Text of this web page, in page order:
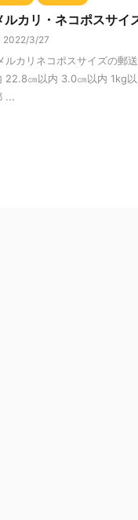
ルカリ・ネコポスサイ
2022/3/27
ルカリネコポスサイズの郵
22.8㎝以内 3.0㎝以内 1kg
...